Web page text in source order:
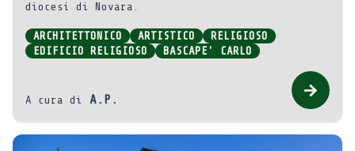
diocesi di Novara.
ARCHITETTONICO ARTISTICO
RELIGIOSO
EDIFICIO RELIGIOSO
BASCAPE' CARLO
A cura di A.P.